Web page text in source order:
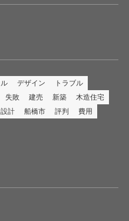
デザイン
トラブル
失敗 建売 新築
木造住宅
計 船橋市 評判
費用